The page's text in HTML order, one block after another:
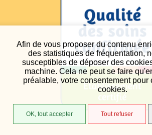
Afin de vous proposer du contenu
des statistiques de fréquentation,
susceptibles de déposer des
machine. Cela ne peut se faire
préalable, votre consentement pour
cookies.
OK, tout accepter Tout refuser